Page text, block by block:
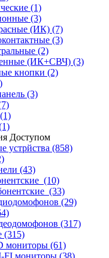
(1)
(3)
(ИК) (7)
(3)
(2)
(ИК+СВЧ) (3)
кнопки (2)
(3)
(1)
Доступом
устрйства (858)
(43)
(10)
(33)
(29)
(317)
(315)
мониторы (61)
FI мониторы (38)